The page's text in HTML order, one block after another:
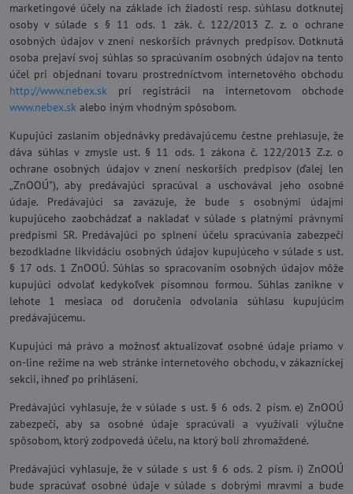
marketingové účely na základe ich žiadosti resp. súhlasu dotknutej
osoby v súlade s § 11 ods. 1 zák. č. 122/2013 Z. z. o ochrane
osobných údajov v znení neskorších právnych predpisov. Dotknutá
osoba prejaví svoj súhlas so spracúvaním osobných údajov na tento
účel pri objednaní tovaru prostredníctvom internetového obchodu
http://www.nebex.sk pri registrácii na internetovom obchode
www.nebex.sk alebo iným vhodným spôsobom.
Kupujúci zaslaním objednávky predávajúcemu čestne prehlasuje, že
dáva súhlas v zmysle ust. § 11 ods. 1 zákona č. 122/2013 Z.z. o
ochrane osobných údajov v znení neskorších predpisov (ďalej len
„ZnOOÚ"), aby predávajúci spracúval a uschovával jeho osobné
údaje. Predávajúci sa zaväzuje, že bude s osobnými údajmi
kupujúceho zaobchádzať a nakladať v súlade s platnými právnymi
predpismi SR. Predávajúci po splnení účelu spracúvania zabezpečí
bezodkladne likvidáciu osobných údajov kupujúceho v súlade s ust.
§ 17 ods. 1 ZnOOÚ. Súhlas so spracovaním osobných údajov môže
kupujúci odvolať kedykoľvek písomnou formou. Súhlas zanikne v
lehote 1 mesiaca od doručenia odvolania súhlasu kupujúcim
predávajúcemu.
Kupujúci má právo a možnosť aktualizovať osobné údaje priamo v
on-line režime na web stránke internetového obchodu, v zákazníckej
sekcii, ihneď po prihlásení.
Predávajúci vyhlasuje, že v súlade s ust. § 6 ods. 2 písm. e) ZnOOÚ
zabezpečí, aby sa osobné údaje spracúvali a využívali výlučne
spôsobom, ktorý zodpovedá účelu, na ktorý boli zhromaždené.
Predávajúci vyhlasuje, že v súlade s ust § 6 ods. 2 písm. i) ZnOOÚ
bude spracúvať osobné údaje v súlade s dobrými mravmi a bude